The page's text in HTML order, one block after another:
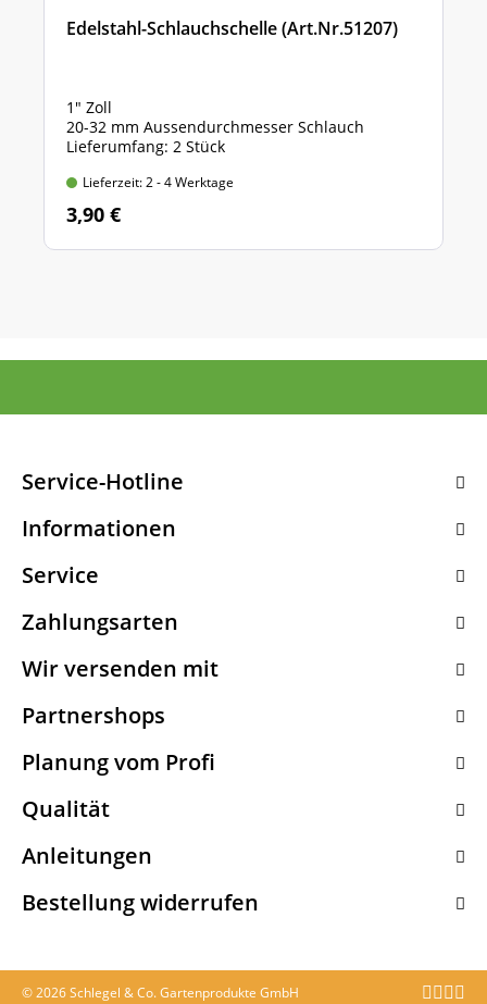
Edelstahl-Schlauchschelle (Art.Nr.51207)
1" Zoll
20-32 mm Aussendurchmesser Schlauch
Lieferumfang: 2 Stück
Lieferzeit: 2 - 4 Werktage
3,90 €
Service-Hotline
Informationen
Service
Zahlungsarten
Wir versenden mit
Partnershops
Planung vom Profi
Qualität
Anleitungen
Bestellung widerrufen
© 2026 Schlegel & Co. Gartenprodukte GmbH